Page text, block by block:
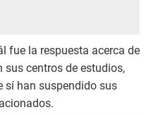
fue la respuesta acerca de
centros de estudios,
sí han suspendido sus